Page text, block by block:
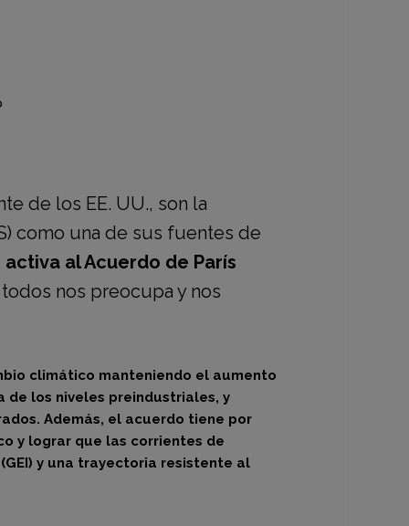
de los EE. UU., son la
como una de sus fuentes de
al Acuerdo de París
nos preocupa y nos
climático manteniendo el aumento
de los niveles preindustriales, y
Además, el acuerdo tiene por
y lograr que las corrientes de
y una trayectoria resistente al